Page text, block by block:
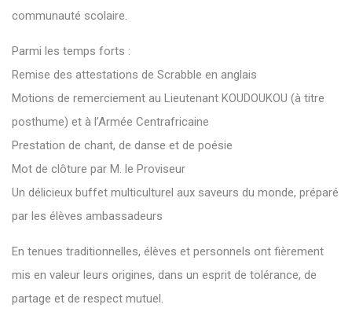
communauté scolaire.
Parmi les temps forts :
Remise des attestations de Scrabble en anglais
Motions de remerciement au Lieutenant KOUDOUKOU (à titre
posthume) et à l’Armée Centrafricaine
Prestation de chant, de danse et de poésie
Mot de clôture par M. le Proviseur
Un délicieux buffet multiculturel aux saveurs du monde, préparé
par les élèves ambassadeurs
En tenues traditionnelles, élèves et personnels ont fièrement
mis en valeur leurs origines, dans un esprit de tolérance, de
partage et de respect mutuel.